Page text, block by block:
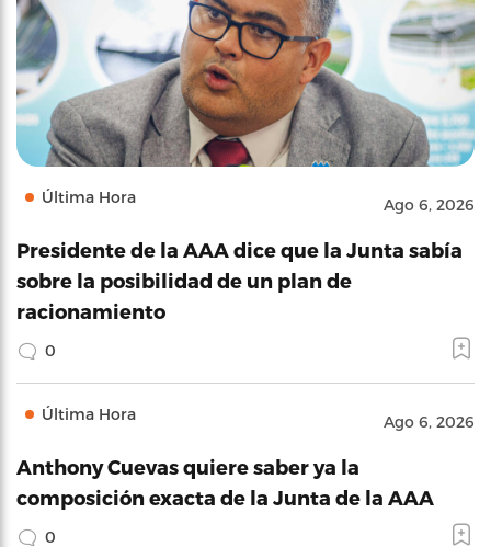
Última Hora Ago 6, 2026
Presidente de la AAA dice que la Junta sabía
sobre la posibilidad de un plan de
racionamiento
0
Última Hora Ago 6, 2026
Anthony Cuevas quiere saber ya la
composición exacta de la Junta de la AAA
0